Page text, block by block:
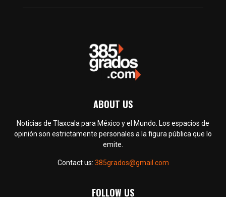
ABOUT US
Noticias de Tlaxcala para México y el Mundo. Los espacios de
opinión son estrictamente personales a la figura pública que lo
emite.
Contact us: 385grados@gmail.com
FOLLOW US